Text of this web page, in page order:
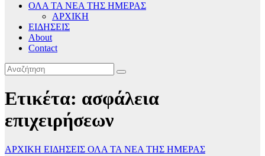
ΟΛΑ ΤΑ ΝΕΑ ΤΗΣ ΗΜΕΡΑΣ
ΑΡΧΙΚΗ
ΕΙΔΗΣΕΙΣ
About
Contact
Ετικέτα: ασφάλεια
επιχειρήσεων
ΑΡΧΙΚΗ ΕΙΔΗΣΕΙΣ ΟΛΑ ΤΑ ΝΕΑ ΤΗΣ ΗΜΕΡΑΣ